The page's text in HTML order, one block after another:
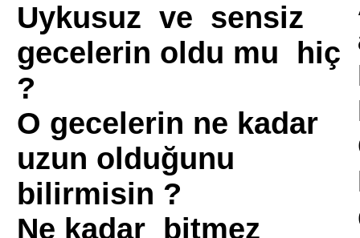
Uykusuz ve sensiz
gecelerin oldu mu hiç
?
O gecelerin ne kadar
uzun olduğunu
bilirmisin ?
Ne kadar bitmez